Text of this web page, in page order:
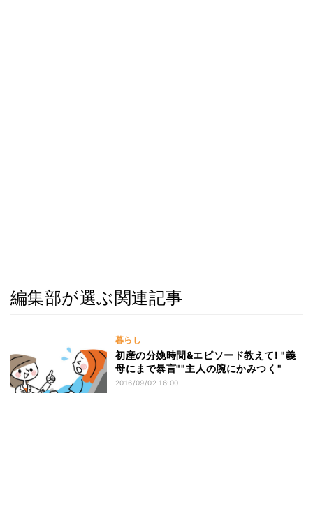
編集部が選ぶ関連記事
暮らし
初産の分娩時間&エピソード教えて! "義
母にまで暴言""主人の腕にかみつく"
2016/09/02 16:00